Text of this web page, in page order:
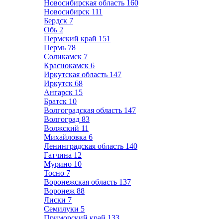
Новосибирская область 160
Новосибирск 111
Бердск 7
Обь 2
Пермский край 151
Пермь 78
Соликамск 7
Краснокамск 6
Иркутская область 147
Иркутск 68
Ангарск 15
Братск 10
Волгоградская область 147
Волгоград 83
Волжский 11
Михайловка 6
Ленинградская область 140
Гатчина 12
Мурино 10
Тосно 7
Воронежская область 137
Воронеж 88
Лиски 7
Семилуки 5